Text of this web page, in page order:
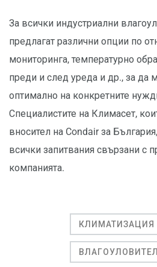
За всички индустриални
предлагат различни опции по
мониторинга, температурно
преди и след уреда и др., за да
оптимално на конкретните
Специалистите на Климасет,
вносител на Condair за
всички запитвания свързани с
компанията.
КЛИМАТИЗАЦИЯ